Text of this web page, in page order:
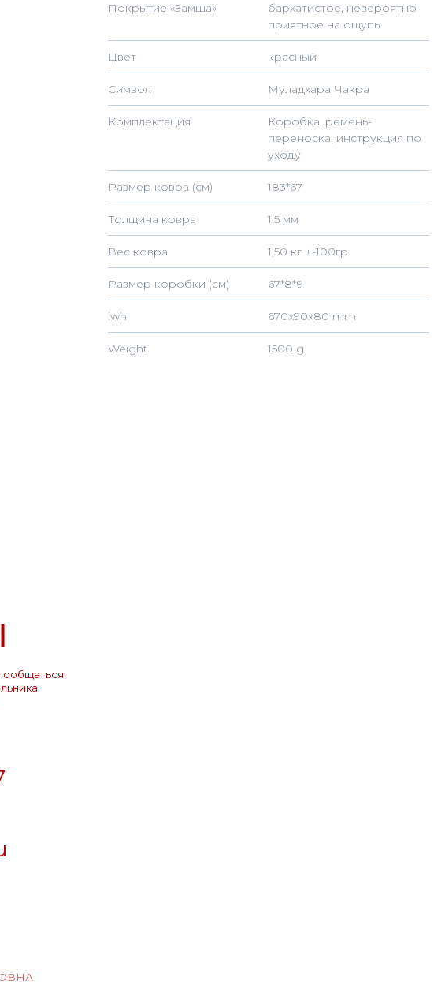
Покрытие «Замша»
бархатистое, невероятно
приятное на ощупь
Цвет красный
Символ Муладхара Чакра
Комплектация
Коробка, ремень-
переноска, инструкция по
уходу
Размер ковра (см) 183*67
Толщина ковра 1,5 мм
Вес ковра 1,50 кг +-100гр
Размер коробки (см) 67*8*9
lwh 670x90x80 mm
Weight 1500 g
в вашей стране